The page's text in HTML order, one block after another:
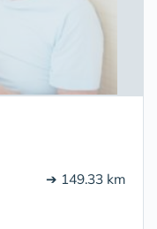
➔ 149.33 km